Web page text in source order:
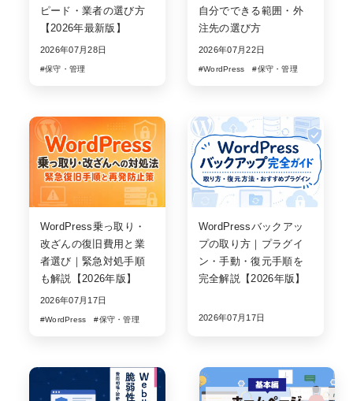
ピード・業者の選び方
【2026年最新版】
2026年07月28日
#保守・管理
自分でできる範囲・外
注先の選び方
2026年07月22日
#WordPress #保守・管理
WordPress乗っ取り・
改ざんの復旧費用と業
者選び｜緊急対処手順
も解説【2026年版】
2026年07月17日
#WordPress #保守・管理
WordPressバックアッ
プの取り方｜プラグイ
ン・手動・復元手順を
完全解説【2026年版】
2026年07月17日